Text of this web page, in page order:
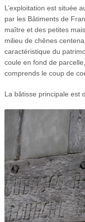
L’exploitation est située
par les Bâtiments de
maître et des petites
milieu de chênes
caractéristique du
coule en fond de
comprends le coup de
La bâtisse principale est